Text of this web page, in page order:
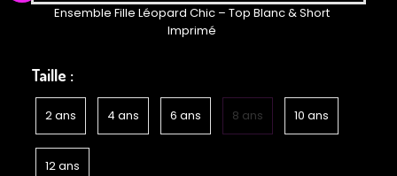
Ensemble Fille Léopard Chic – Top Blanc & Short
Imprimé
Taille :
2 ans 4 ans 6 ans 8 ans 10 ans
12 ans